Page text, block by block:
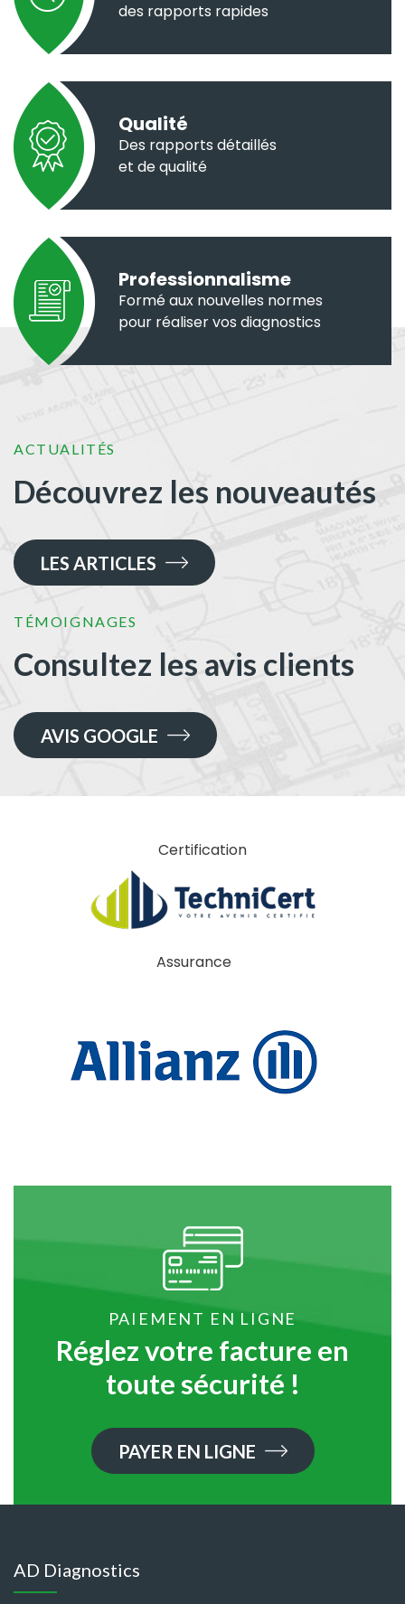
des rapports rapides
Qualité
Des rapports détaillés
et de qualité
Professionnalisme
Formé aux nouvelles normes
pour réaliser vos diagnostics
ACTUALITÉS
Découvrez les nouveautés
LES ARTICLES
TÉMOIGNAGES
Consultez les avis clients
AVIS GOOGLE
Certification
Assurance
PAIEMENT EN LIGNE
Réglez votre facture en
toute sécurité !
PAYER EN LIGNE
AD Diagnostics